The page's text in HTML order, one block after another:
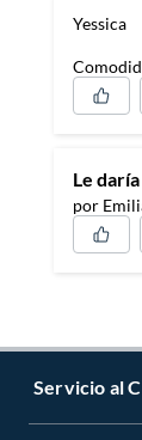
Yessica
Le
por
Servicio al